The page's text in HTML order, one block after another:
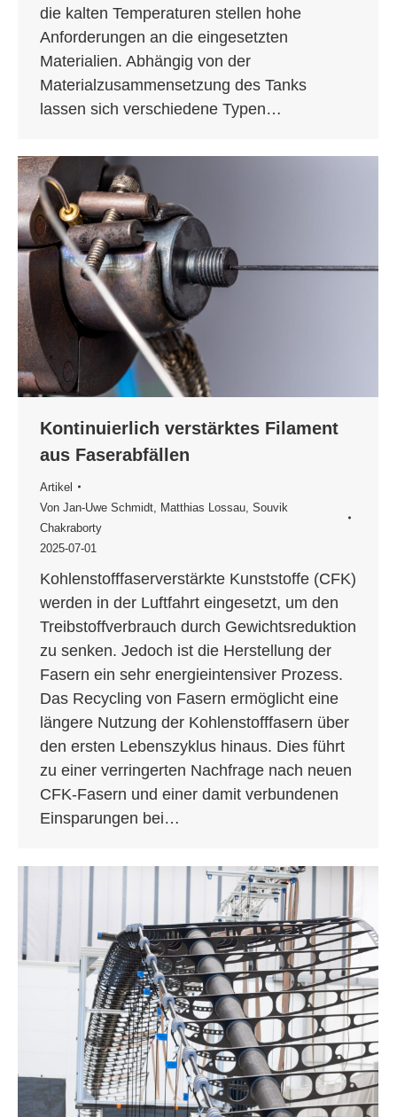
die kalten Temperaturen stellen hohe
Anforderungen an die eingesetzten
Materialien. Abhängig von der
Materialzusammensetzung des Tanks
lassen sich verschiedene Typen…
Kontinuierlich verstärktes Filament
aus Faserabfällen
Artikel
Von Jan-Uwe Schmidt Matthias Lossau Souvik
Chakraborty
2025-07-01
Kohlenstofffaserverstärkte Kunststoffe (CFK)
werden in der Luftfahrt eingesetzt, um den
Treibstoffverbrauch durch Gewichtsreduktion
zu senken. Jedoch ist die Herstellung der
Fasern ein sehr energieintensiver Prozess.
Das Recycling von Fasern ermöglicht eine
längere Nutzung der Kohlenstofffasern über
den ersten Lebenszyklus hinaus. Dies führt
zu einer verringerten Nachfrage nach neuen
CFK-Fasern und einer damit verbundenen
Einsparungen bei…